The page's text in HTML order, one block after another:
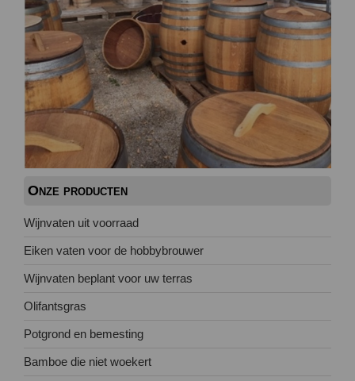
Onze producten
Wijnvaten uit voorraad
Eiken vaten voor de hobbybrouwer
Wijnvaten beplant voor uw terras
Olifantsgras
Potgrond en bemesting
Bamboe die niet woekert